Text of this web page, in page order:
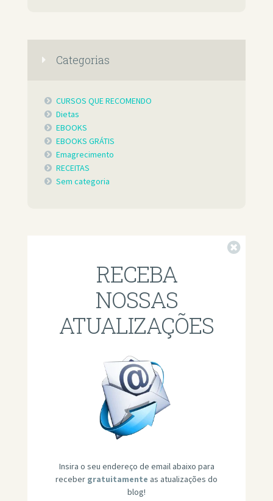
Categorias
CURSOS QUE RECOMENDO
Dietas
EBOOKS
EBOOKS GRÁTIS
Emagrecimento
RECEITAS
Sem categoria
RECEBA
NOSSAS
ATUALIZAÇÕES
Insira o seu endereço de email abaixo para
receber gratuitamente as atualizações do
blog!